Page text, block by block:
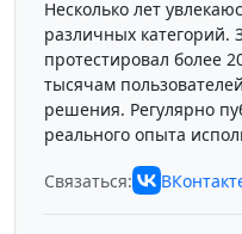
Несколько лет
различных категорий.
протестировал более
тысячам
решения. Регулярно
реального опыта
Связаться: